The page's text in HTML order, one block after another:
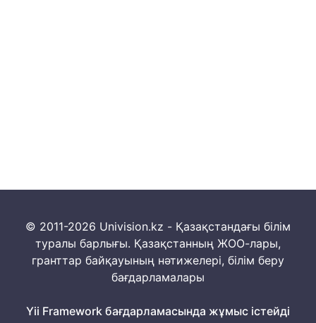
© 2011-2026 Univision.kz - Қазақстандағы білім
туралы барлығы. Қазақстанның ЖОО-лары,
гранттар байқауының нәтижелері, білім беру
бағдарламалары
Yii Framework бағдарламасында жұмыс істейді